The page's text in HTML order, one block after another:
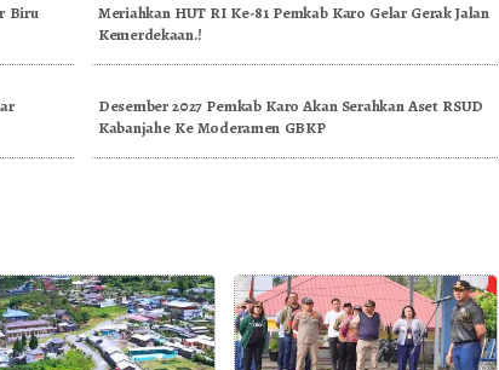
Biru
Meriahkan HUT RI Ke-81 Pemkab Karo Gelar Gerak Jalan
Kemerdekaan.!
Desember 2027 Pemkab Karo Akan Serahkan Aset RSUD
Kabanjahe Ke Moderamen GBKP